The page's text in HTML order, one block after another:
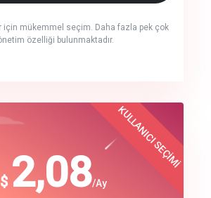
için mükemmel seçim. Daha fazla pek çok
özelliği bulunmaktadır.
auto cync
energy costs
$ 2,08/Ay
KULLANICI SEÇİMİ
$
180